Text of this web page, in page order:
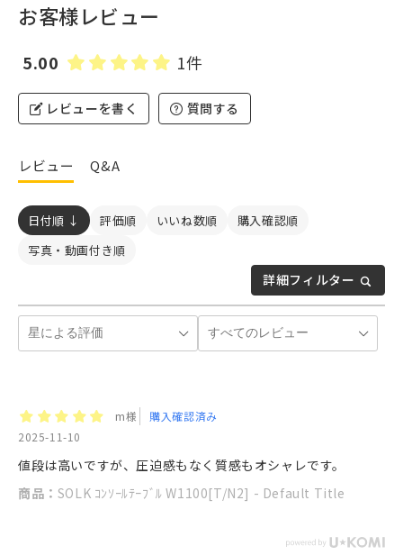
お客様レビュー
5.00 1件
レビューを書く 質問する
レビュー Q&A
詳細フィルター
日付順 ↓ 評価順 いいね数順
購入確認順
写真・動画付き順
m様
購入確認済み
2025-11-10
値段は高いですが、圧迫感もなく質感もオシャレです。
商品： SOLK ｺﾝｿｰﾙﾃｰﾌﾞﾙ W1100[T/N2] - Default Title